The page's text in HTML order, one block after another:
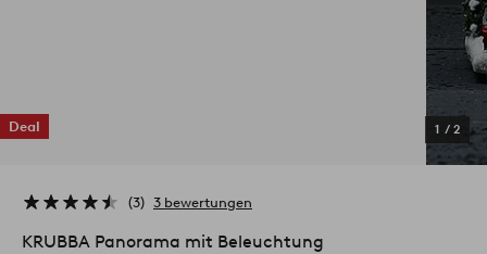
Deal 1 / 2
3 3 bewertungen
KRUBBA Panorama mit Beleuchtung